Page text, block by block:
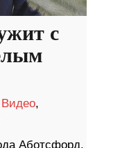
с
Видео,
Аботсфорд,